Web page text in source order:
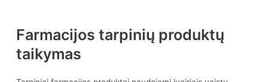
Farmacijos tarpinių produktų
taikymas